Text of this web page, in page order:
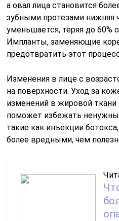
а овал лица становится
зубными протезами
уменьшается, теряя до 60%
Импланты, заменяющие
предотвратить этот
Изменения в лице с
на поверхности. Уход за
изменений в жировой ткани
поможет избежать
такие как инъекции
более вредными, чем